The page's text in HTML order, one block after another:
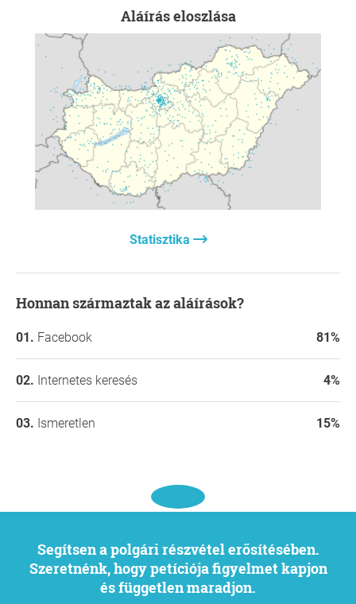
Aláírás eloszlása
Statisztika
Honnan származtak az aláírások?
Facebook 81%
Internetes keresés 4%
Ismeretlen 15%
Segítsen a polgári részvétel erősítésében.
Szeretnénk, hogy petíciója figyelmet kapjon
és független maradjon.